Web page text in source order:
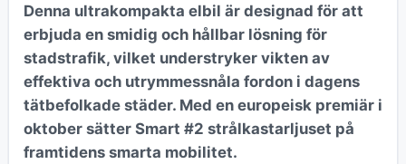
Denna ultrakompakta elbil är designad för att
erbjuda en smidig och hållbar lösning för
stadstrafik, vilket understryker vikten av
effektiva och utrymmessnåla fordon i dagens
tätbefolkade städer. Med en europeisk premiär i
oktober sätter Smart #2 strålkastarljuset på
framtidens smarta mobilitet.